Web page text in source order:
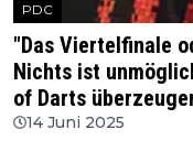
PDC
"Das Viertelfinale
Nichts ist
of Darts
14 Juni 2025